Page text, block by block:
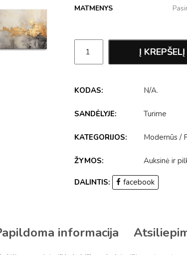
MATMENYS
Į KREPŠELĮ
KODAS: N/A.
SANDĖLYJE: Turime
KATEGORIJOS: Modernūs /
ŽYMOS: Auksinė ir
DALINTIS: facebook
informacija